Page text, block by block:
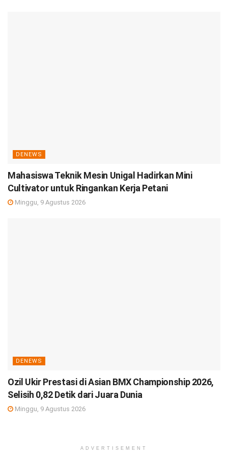
DENEWS
Mahasiswa Teknik Mesin Unigal Hadirkan Mini
Cultivator untuk Ringankan Kerja Petani
Minggu, 9 Agustus 2026
DENEWS
Ozil Ukir Prestasi di Asian BMX Championship 2026,
Selisih 0,82 Detik dari Juara Dunia
Minggu, 9 Agustus 2026
ADVERTISEMENT